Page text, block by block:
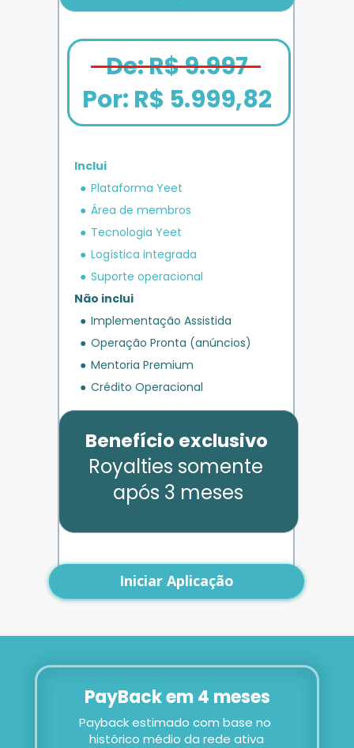
PLANO
IMPULSO
Parcele em até
12x de R$ 1.666,67
Inclui
Plataforma Yeet
Área de membros
Tecnologia Yeet
Logística integrada
Suporte operacional
Não inclui
Implementação Assistida
Operação Pronta (anúncios)
Mentoria Premium
Crédito Operacional
Bônus exclusivo
+ R$ 5.000
Yeet
Benefício exclusivo
Iniciar Aplicação
De: R$ 9.997
Por: R$ 5.999,82
Royalties somente
após 3 meses
Benefício exclusivo
PayBack em 4 meses
Payback estimado com base no
histórico médio da rede ativa